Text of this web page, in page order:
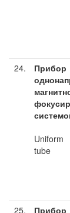
24.
tube
25.